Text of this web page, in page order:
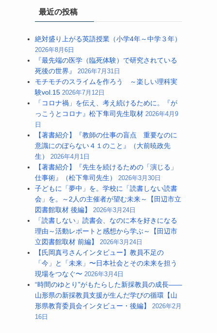
最近の投稿
絶対盛り上がる英語授業（小学4年～中学３年）
2026年8月6日
『最先端の医学（臨死体験）で研究されている
死後の世界』 2026年7月31日
モチモチのスライムを作ろう ～楽しい理科実
験vol.15 2026年7月12日
「コロナ禍」を伝え、考え続けるために。『が
っこうとコロナ』松下隼司先生取材 2026年4月9
日
【著書紹介】『教師の仕事の盲点 重要なのに
意識にのぼらない４１のこと』（大前暁政先
生） 2026年4月1日
【著書紹介】『先生を続けるための「演じる」
仕事術』（松下隼司先生） 2026年3月30日
子どもに「夢中」を。学校に「読書しない読書
会」を。～2人の主催者が望む未来～【田辺市立
図書館取材 後編】 2026年3月24日
「読書しない」読書会、なのに本を好きになる
理由～活動レポートと感想から学ぶ～【田辺市
立図書館取材 前編】 2026年3月24日
【氏岡真弓さんインタビュー】教員不足の
「今」と「未来」〜日本社会とその未来を担う
現場をつなぐ〜 2026年3月4日
“時間のゆとり”がもたらした新採教員の成長――
山形県の新採教員支援が生んだ学びの循環【山
形県教育委員会インタビュー・後編】 2026年2月
16日